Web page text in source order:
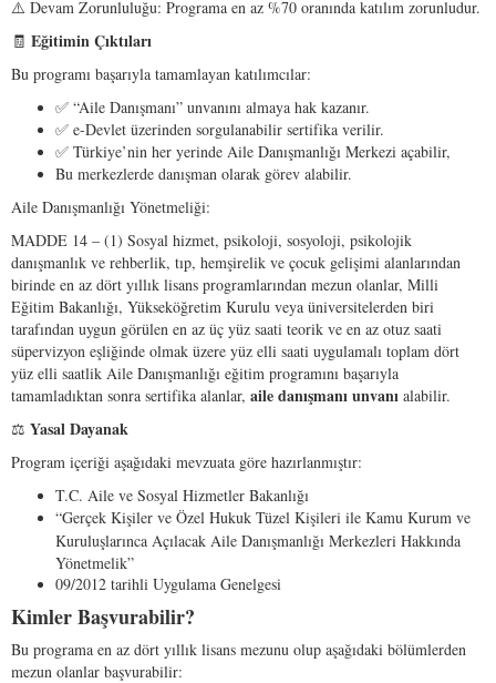
⚠️ Devam Zorunluluğu: Programa en az %70 oranında katılım zorunludur.
🧾 EğitiminÇıktıları
Bu programı başarıyla tamamlayan katılımcılar:
✅ “Aile Danışmanı” unvanını almaya hak kazanır.
✅ e-Devlet üzerinden sorgulanabilir sertifika verilir.
✅ Türkiye’nin her yerinde Aile Danışmanlığı Merkezi açabilir,
Bu merkezlerde danışman olarak görev alabilir.
Aile Danışmanlığı Yönetmeliği:
MADDE 14 – (1) Sosyal hizmet, psikoloji, sosyoloji, psikolojik
danışmanlık ve rehberlik, tıp, hemşirelik ve çocuk gelişimi alanlarından
birinde en az dört yıllık lisans programlarından mezun olanlar, Milli
Eğitim Bakanlığı, Yükseköğretim Kurulu veya üniversitelerden biri
tarafından uygun görülen en az üç yüz saati teorik ve en az otuz saati
süpervizyon eşliğinde olmak üzere yüz elli saati uygulamalı toplam dört
yüz elli saatlik Aile Danışmanlığı eğitim programını başarıyla
tamamladıktan sonra sertifika alanlar, ailedanışmanıunvanı alabilir.
⚖️ YasalDayanak
Program içeriği aşağıdaki mevzuata göre hazırlanmıştır:
T.C. Aile ve Sosyal Hizmetler Bakanlığı
“Gerçek Kişiler ve Özel Hukuk Tüzel Kişileri ile Kamu Kurum ve
Kuruluşlarınca Açılacak Aile Danışmanlığı Merkezleri Hakkında
Yönetmelik”
09/2012 tarihli Uygulama Genelgesi
Kimler Başvurabilir?
Bu programa en az dört yıllık lisans mezunu olup aşağıdaki bölümlerden
mezun olanlar başvurabilir: